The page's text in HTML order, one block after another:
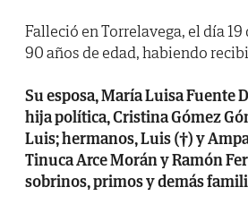
Falleció en Torrelavega, el día
90 años de edad, habiendo
Su esposa, María Luisa Fuente
hija política, Cristina Gómez
Luis; hermanos, Luis (†) y
Tinuca Arce Morán y Ramón
sobrinos, primos y demás